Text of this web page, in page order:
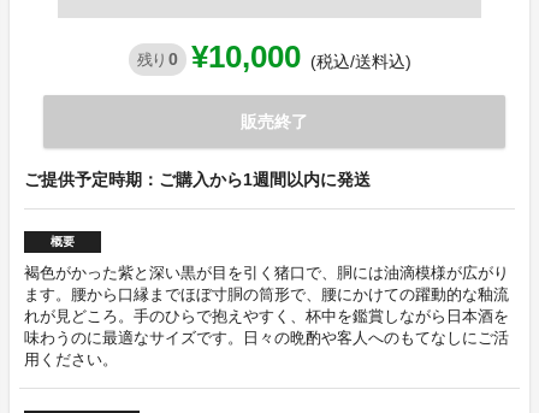
残り 0 ¥10,000 (税込/送料込)
販売終了
ご提供予定時期：ご購入から1週間以内に発送
概要
褐色がかった紫と深い黒が目を引く猪口で、胴には油滴模様が広がり
ます。腰から口縁までほぼ寸胴の筒形で、腰にかけての躍動的な釉流
れが見どころ。手のひらで抱えやすく、杯中を鑑賞しながら日本酒を
味わうのに最適なサイズです。日々の晩酌や客人へのもてなしにご活
用ください。